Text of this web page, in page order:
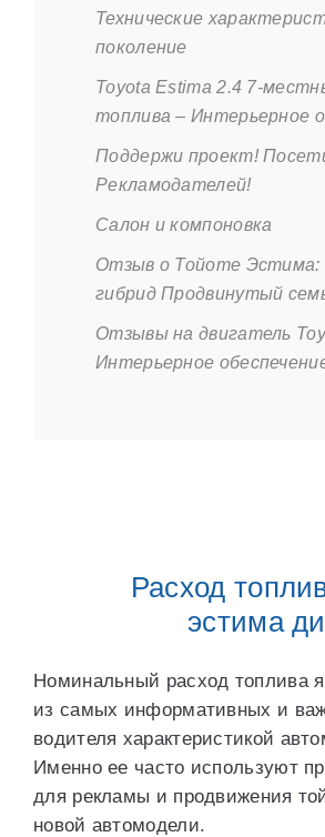
Технические
поколение
Toyota Estima 2.4 7-
топлива – Интерьерное
Поддержи проект!
Рекламодателей!
Салон и компоновка
Отзыв о Тойоте Эстима:
гибрид Продвинутый
Отзывы на двигатель
Интерьерное
Расход
эстима
Номинальный расход топлива
из самых информативных и
водителя характеристикой
Именно ее часто используют
для рекламы и продвижения
новой автомодели.